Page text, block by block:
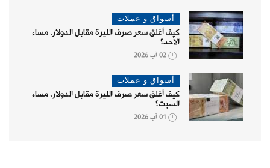
أسواق و عملات
كيف أغلق سعر صرف الليرة مقابل الدولار، مساء
الأحد؟
02 آب 2026
أسواق و عملات
كيف أغلق سعر صرف الليرة مقابل الدولار، مساء
السبت؟
01 آب 2026